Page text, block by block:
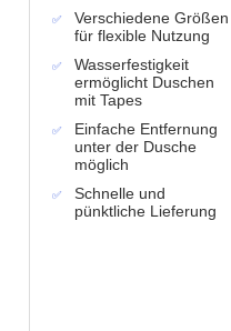
Verschiedene Größen
für flexible Nutzung
Wasserfestigkeit
ermöglicht Duschen
mit Tapes
Einfache Entfernung
unter der Dusche
möglich
Schnelle und
pünktliche Lieferung